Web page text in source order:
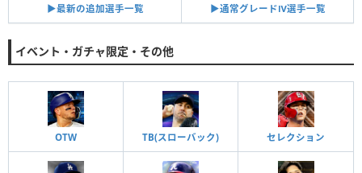
▶︎最新の追加選手一覧 ▶︎通常グレードⅣ選手一覧
イベント・ガチャ限定・その他
OTW TB(スローバック) セレクション